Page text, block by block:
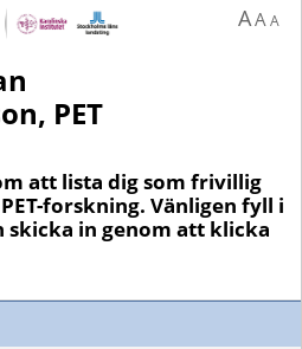
PET
AAA
att lista dig som frivillig
forskning. Vänligen fyll i
in genom att klicka